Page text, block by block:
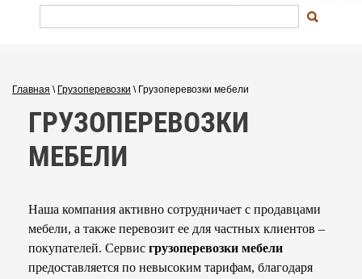
Главная \ Грузоперевозки \ Грузоперевозки мебели
ГРУЗОПЕРЕВОЗКИ
МЕБЕЛИ
Наша компания активно сотрудничает с продавцами
мебели, а также перевозит ее для частных клиентов –
покупателей. Сервис грузоперевозки мебели
предоставляется по невысоким тарифам, благодаря